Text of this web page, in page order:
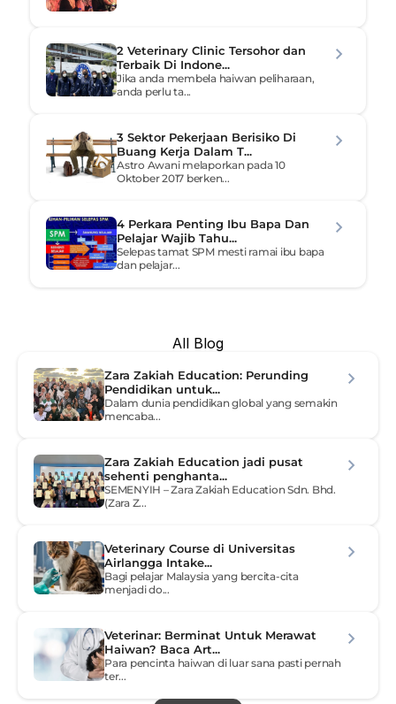
2 Veterinary Clinic Tersohor dan
Terbaik Di Indone...
Jika anda membela haiwan peliharaan,
anda perlu ta...
3 Sektor Pekerjaan Berisiko Di
Buang Kerja Dalam T...
Astro Awani melaporkan pada 10
Oktober 2017 berken...
4 Perkara Penting Ibu Bapa Dan
Pelajar Wajib Tahu...
Selepas tamat SPM mesti ramai ibu bapa
dan pelajar...
All Blog
Zara Zakiah Education: Perunding
Pendidikan untuk...
Dalam dunia pendidikan global yang semakin
mencaba...
Zara Zakiah Education jadi pusat
sehenti penghanta...
SEMENYIH – Zara Zakiah Education Sdn. Bhd.
(Zara Z...
Veterinary Course di Universitas
Airlangga Intake...
Bagi pelajar Malaysia yang bercita-cita
menjadi do...
Veterinar: Berminat Untuk Merawat
Haiwan? Baca Art...
Para pencinta haiwan di luar sana pasti pernah
ter...